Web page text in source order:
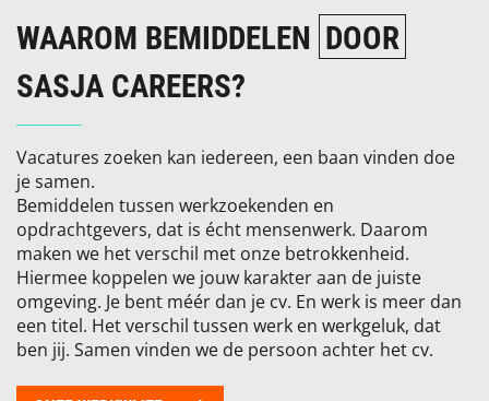
WAAROM BEMIDDELEN DOOR
SASJA CAREERS?
Vacatures zoeken kan iedereen, een baan vinden doe
je samen.
Bemiddelen tussen werkzoekenden en
opdrachtgevers, dat is écht mensenwerk. Daarom
maken we het verschil met onze betrokkenheid.
Hiermee koppelen we jouw karakter aan de juiste
omgeving. Je bent méér dan je cv. En werk is meer dan
een titel. Het verschil tussen werk en werkgeluk, dat
ben jij. Samen vinden we de persoon achter het cv.